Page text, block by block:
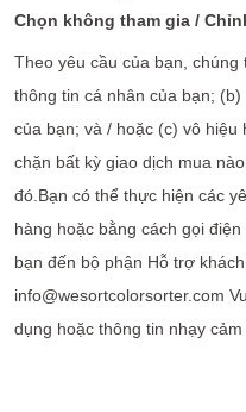
Chọn không tham gia /
Theo yêu cầu của bạn,
thông tin cá nhân của bạn;
của bạn; và / hoặc (c) vô hiệu
chặn bất kỳ giao dịch mua
đó.Bạn có thể thực hiện các
hàng hoặc bằng cách gọi
bạn đến bộ phận Hỗ trợ
info@wesortcolorsorter.com
dụng hoặc thông tin nhạy